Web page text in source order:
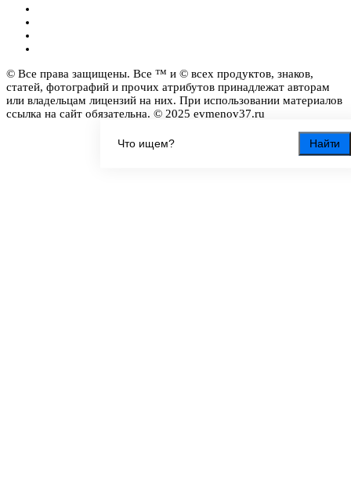
Найти
© Все права защищены. Все ™ и © всех продуктов, знаков,
статей, фотографий и прочих атрибутов принадлежат авторам
или владельцам лицензий на них. При использовании материалов
ссылка на сайт обязательна. © 2025 evmenov37.ru